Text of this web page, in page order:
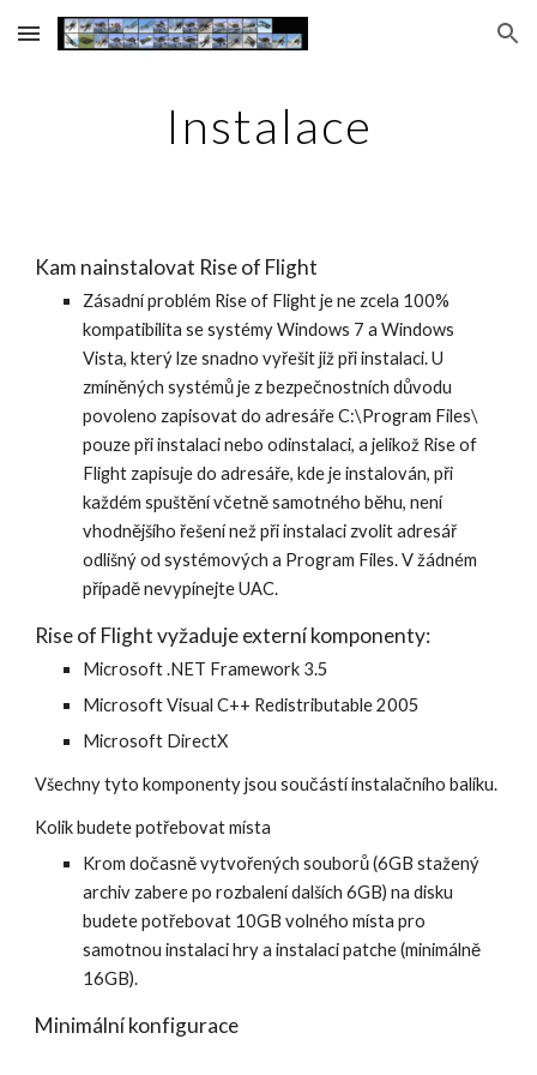
Skip to main content Skip to navigation
Instalace
Kam nainstalovat Rise of Flight
Zásadní problém Rise of Flight je ne zcela 100%
kompatibilita se systémy Windows 7 a Windows
Vista, který lze snadno vyřešit již při instalaci. U
zmíněných systémů je z bezpečnostních důvodu
povoleno zapisovat do adresáře C:\Program Files\
pouze při instalaci nebo odinstalaci, a jelikož Rise of
Flight zapisuje do adresáře, kde je instalován, při
každém spuštění včetně samotného běhu, není
vhodnějšího řešení než při instalaci zvolit adresář
odlišný od systémových a Program Files. V žádném
případě nevypínejte UAC.
Rise of Flight vyžaduje externí komponenty:
Microsoft .NET Framework 3.5
Microsoft Visual C++ Redistributable 2005
Microsoft DirectX
Všechny tyto komponenty jsou součástí instalačního balíku.
Kolik budete potřebovat místa
Krom dočasně vytvořených souborů (6GB stažený
archiv zabere po rozbalení dalších 6GB) na disku
budete potřebovat 10GB volného místa pro
samotnou instalaci hry a instalaci patche (minimálně
16GB).
Minimální konfigurace